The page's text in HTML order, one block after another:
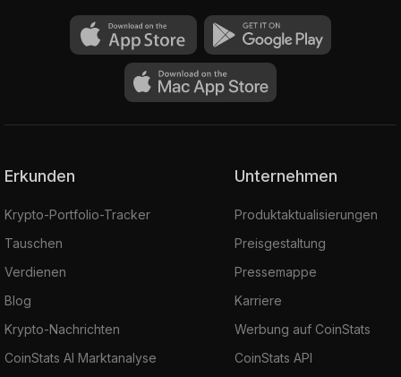
Erkunden
Krypto-Portfolio-Tracker
Tauschen
Verdienen
Blog
Krypto-Nachrichten
CoinStats AI Marktanalyse
Unternehmen
Produktaktualisierungen
Preisgestaltung
Pressemappe
Karriere
Werbung auf CoinStats
CoinStats API